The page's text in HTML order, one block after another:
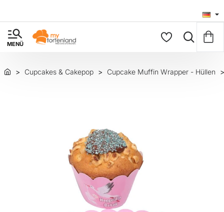
Cupcakes & Cakepop Cupcake Muffin Wrapper - Hüllen